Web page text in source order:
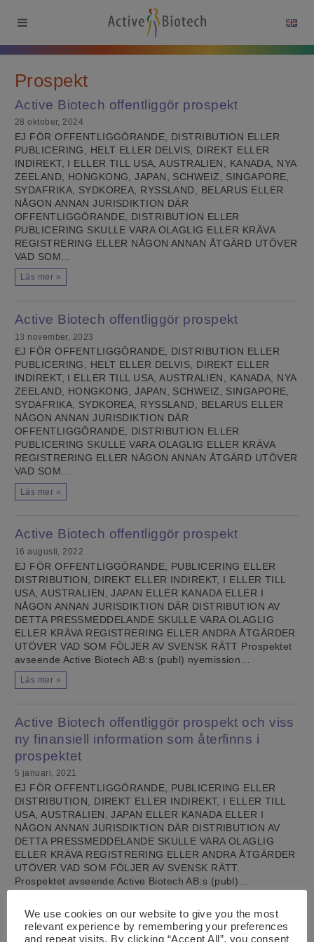
Prospekt
Active Biotech offentliggör prospekt
28 oktober, 2024
EJ FÖR OFFENTLIGGÖRANDE, DISTRIBUTION ELLER
PUBLICERING, HELT ELLER DELVIS, DIREKT ELLER
INDIREKT, I ELLER TILL USA, AUSTRALIEN, KANADA, NYA
ZEELAND, HONGKONG, JAPAN, SCHWEIZ, SINGAPORE,
SYDAFRIKA, SYDKOREA, RYSSLAND, BELARUS ELLER
NÅGON ANNAN JURISDIKTION DÄR
OFFENTLIGGÖRANDE, DISTRIBUTION ELLER
PUBLICERING SKULLE VARA OLAGLIG ELLER KRÄVA
REGISTRERING ELLER NÅGON ANNAN ÅTGÄRD UTÖVER
VAD SOM…
Läs mer »
Active Biotech offentliggör prospekt
13 november, 2023
EJ FÖR OFFENTLIGGÖRANDE, DISTRIBUTION ELLER
PUBLICERING, HELT ELLER DELVIS, DIREKT ELLER
INDIREKT, I ELLER TILL USA, AUSTRALIEN, KANADA, NYA
ZEELAND, HONGKONG, JAPAN, SCHWEIZ, SINGAPORE,
SYDAFRIKA, SYDKOREA, RYSSLAND, BELARUS ELLER
NÅGON ANNAN JURISDIKTION DÄR
OFFENTLIGGÖRANDE, DISTRIBUTION ELLER
PUBLICERING SKULLE VARA OLAGLIG ELLER KRÄVA
REGISTRERING ELLER NÅGON ANNAN ÅTGÄRD UTÖVER
VAD SOM…
Läs mer »
Active Biotech offentliggör prospekt
16 augusti, 2022
EJ FÖR OFFENTLIGGÖRANDE, PUBLICERING ELLER
DISTRIBUTION, DIREKT ELLER INDIREKT, I ELLER TILL
USA, AUSTRALIEN, JAPAN ELLER KANADA ELLER I
NÅGON ANNAN JURISDIKTION DÄR DISTRIBUTION AV
DETTA PRESSMEDDELANDE SKULLE VARA OLAGLIG
ELLER KRÄVA REGISTRERING ELLER ANDRA ÅTGÄRDER
UTÖVER VAD SOM FÖLJER AV SVENSK RÄTT Prospektet
avseende Active Biotech AB:s (publ) nyemission…
Läs mer »
Active Biotech offentliggör prospekt och viss
ny finansiell information som återfinns i
prospektet
5 januari, 2021
EJ FÖR OFFENTLIGGÖRANDE, PUBLICERING ELLER
DISTRIBUTION, DIREKT ELLER INDIREKT, I ELLER TILL
USA, AUSTRALIEN, JAPAN ELLER KANADA ELLER I
NÅGON ANNAN JURISDIKTION DÄR DISTRIBUTION AV
DETTA PRESSMEDDELANDE SKULLE VARA OLAGLIG
ELLER KRÄVA REGISTRERING ELLER ANDRA ÅTGÄRDER
UTÖVER VAD SOM FÖLJER AV SVENSK RÄTT.
Prospektet avseende Active Biotech AB:s (publ)…
We use cookies on our website to give you the most
relevant experience by remembering your preferences
and repeat visits. By clicking “Accept All”, you consent